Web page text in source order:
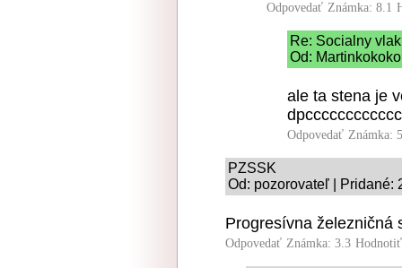
Odpovedať Známka: 8.1
Re: Socialny vlak
Od:
ale ta stena je
Odpovedať Známka:
PZSSK
Od: pozorovateľ | Pridané:
Progresívna železničná
Odpovedať Známka: 3.3